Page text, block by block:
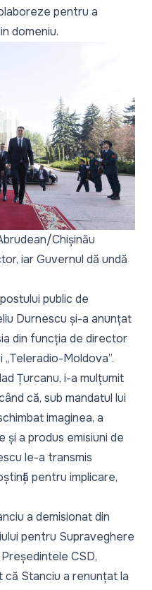
pentru a
domeniu.
Chișinău
iar Guvernul dă undă
public de
Durnescu și-a anunțat
din funcția de director
Moldova”.
Țurcanu, i-a mulțumit
că, sub mandatul lui
imaginea, a
a produs emisiuni de
le-a transmis
pentru implicare,
a demisionatdin
pentru Supraveghere
CSD,
că Stanciu a renunțat la